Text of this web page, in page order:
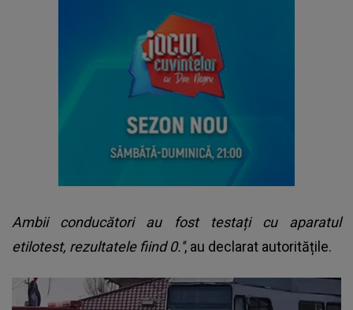
Ambii conducători au fost testați cu aparatul
etilotest, rezultatele fiind 0.'', au declarat autoritățile.